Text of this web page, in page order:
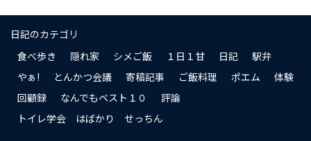
日記のカテゴリ
食べ歩き
隠れ家 シメご飯 １日１甘 日記
駅弁
やぁ!
とんかつ会議 寄稿記事 ご飯料理 ポエム
体験
回顧録
なんでもベスト１０
評論
トイレ学会 はばかり せっちん